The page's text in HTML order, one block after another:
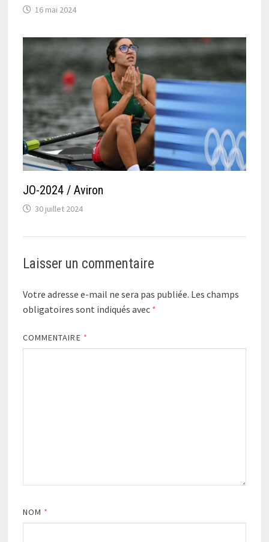
16 mai 2024
JO-2024 / Aviron
30 juillet 2024
Laisser un commentaire
Votre adresse e-mail ne sera pas publiée. Les champs
obligatoires sont indiqués avec *
COMMENTAIRE *
NOM *